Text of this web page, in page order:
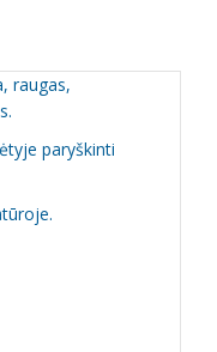
raugas,
paryškinti